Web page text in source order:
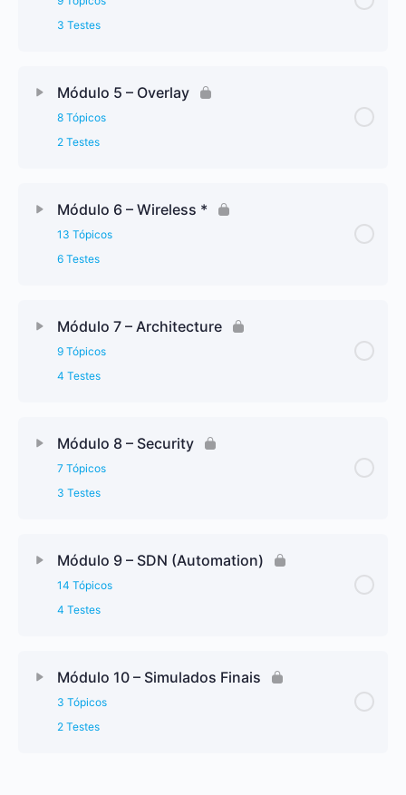
3 Testes
Módulo 5 – Overlay
8 Tópicos
2 Testes
Módulo 6 – Wireless *
13 Tópicos
6 Testes
Módulo 7 – Architecture
9 Tópicos
4 Testes
Módulo 8 – Security
7 Tópicos
3 Testes
Módulo 9 – SDN (Automation)
14 Tópicos
4 Testes
Módulo 10 – Simulados Finais
3 Tópicos
2 Testes